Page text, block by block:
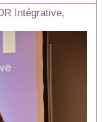
Intégrative,